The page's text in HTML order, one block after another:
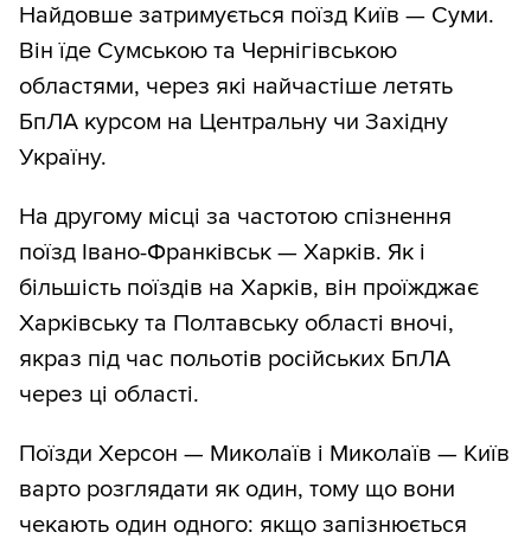
Найдовше затримується поїзд Київ — Суми.
Він їде Сумською та Чернігівською
областями, через які найчастіше летять
БпЛА курсом на Центральну чи Західну
Україну.
На другому місці за частотою спізнення
поїзд Івано-Франківськ — Харків. Як і
більшість поїздів на Харків, він проїжджає
Харківську та Полтавську області вночі,
якраз під час польотів російських БпЛА
через ці області.
Поїзди Херсон — Миколаїв і Миколаїв — Київ
варто розглядати як один, тому що вони
чекають один одного: якщо запізнюється